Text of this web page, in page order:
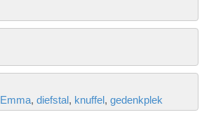
Emma diefstal knuffel gedenkplek